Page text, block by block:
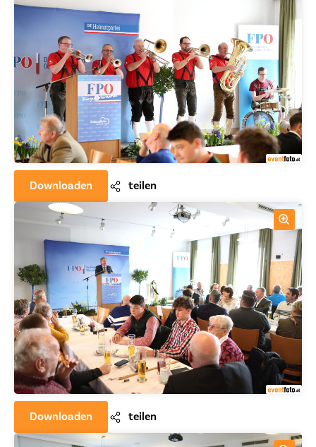
Downloaden teilen
Downloaden teilen